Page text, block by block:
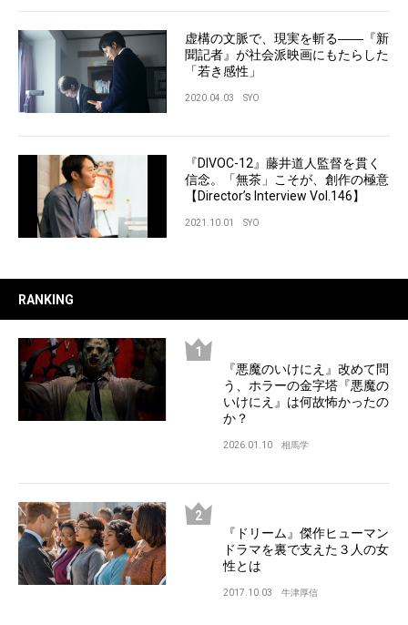
虚構の文脈で、現実を斬る――『新
聞記者』が社会派映画にもたらした
「若き感性」
2020.04.03 SYO
『DIVOC-12』藤井道人監督を貫く
信念。「無茶」こそが、創作の極意
【Director’s Interview Vol.146】
2021.10.01 SYO
RANKING
『悪魔のいけにえ』改めて問
う、ホラーの金字塔『悪魔の
いけにえ』は何故怖かったの
か？
2026.01.10 相馬学
『ドリーム』傑作ヒューマン
ドラマを裏で支えた３人の女
性とは
2017.10.03 牛津厚信